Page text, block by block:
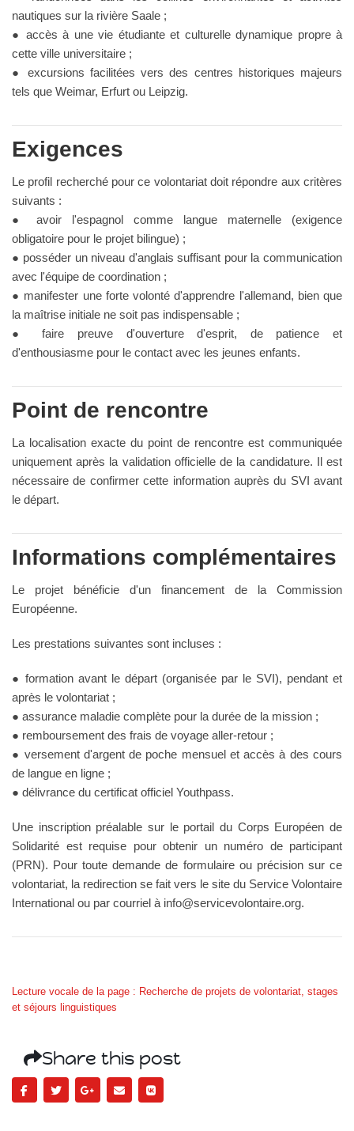
nautiques sur la rivière Saale ;
● accès à une vie étudiante et culturelle dynamique propre à
cette ville universitaire ;
● excursions facilitées vers des centres historiques majeurs
tels que Weimar, Erfurt ou Leipzig.
Exigences
Le profil recherché pour ce volontariat doit répondre aux critères
suivants :
● avoir l'espagnol comme langue maternelle (exigence
obligatoire pour le projet bilingue) ;
● posséder un niveau d'anglais suffisant pour la communication
avec l'équipe de coordination ;
● manifester une forte volonté d'apprendre l'allemand, bien que
la maîtrise initiale ne soit pas indispensable ;
● faire preuve d'ouverture d'esprit, de patience et
d'enthousiasme pour le contact avec les jeunes enfants.
Point de rencontre
La localisation exacte du point de rencontre est communiquée
uniquement après la validation officielle de la candidature. Il est
nécessaire de confirmer cette information auprès du SVI avant
le départ.
Informations complémentaires
Le projet bénéficie d'un financement de la Commission
Européenne.
Les prestations suivantes sont incluses :
● formation avant le départ (organisée par le SVI), pendant et
après le volontariat ;
● assurance maladie complète pour la durée de la mission ;
● remboursement des frais de voyage aller-retour ;
● versement d'argent de poche mensuel et accès à des cours
de langue en ligne ;
● délivrance du certificat officiel Youthpass.
Une inscription préalable sur le portail du Corps Européen de
Solidarité est requise pour obtenir un numéro de participant
(PRN). Pour toute demande de formulaire ou précision sur ce
volontariat, la redirection se fait vers le site du Service Volontaire
International ou par courriel à info@servicevolontaire.org.
Lecture vocale de la page : Recherche de projets de volontariat, stages
et séjours linguistiques
Share this post